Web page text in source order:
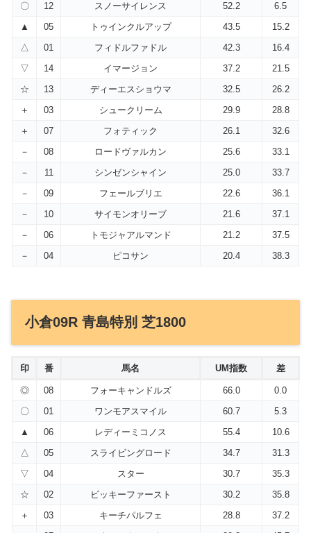
〇
12 スノーサイレンス 52.2
6.5
▲
05 トゥインクルアップ 43.5
15.2
△
01 フィドルファドル 42.3
16.4
▽
14 イマージョン 37.2
21.5
☆
13 ディーエスショウマ 32.5
26.2
＋
03 シュークリーム 29.9
28.8
＋
07 フォティック 26.1
32.6
－
08 ロードヴァルカン 25.6
33.1
－
11 シンゼンシャイン 25.0
33.7
－
09 フェールブリエ 22.6
36.1
－
10 サイモンオリーブ 21.6
37.1
－
06 トモジャアルマンド 21.2
37.5
－
04 ピコサン 20.4 38.3
小倉09R 青島特別 芝1800
印 番 馬名 UM指数 差
◎ 08 フォーキャンドルズ 66.0
0.0
〇
01 ワンモアスマイル 60.7
5.3
▲
06 レディーミコノス 55.4
10.6
△
05 スライビングロード 34.7
31.3
▽
04 スター 30.7
35.3
☆
02 ビッキーファースト 30.2
35.8
＋
03 キーチパルフェ 28.8
37.2